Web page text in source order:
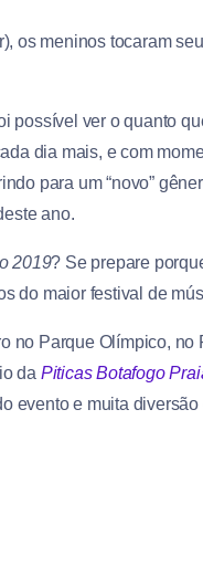
os meninos tocaram
possível ver o quanto
dia mais, e com
para um “novo”
ano.
2019? Se prepare
do maior festival de
no Parque Olímpico, no
da Piticas Botafogo
evento e muita